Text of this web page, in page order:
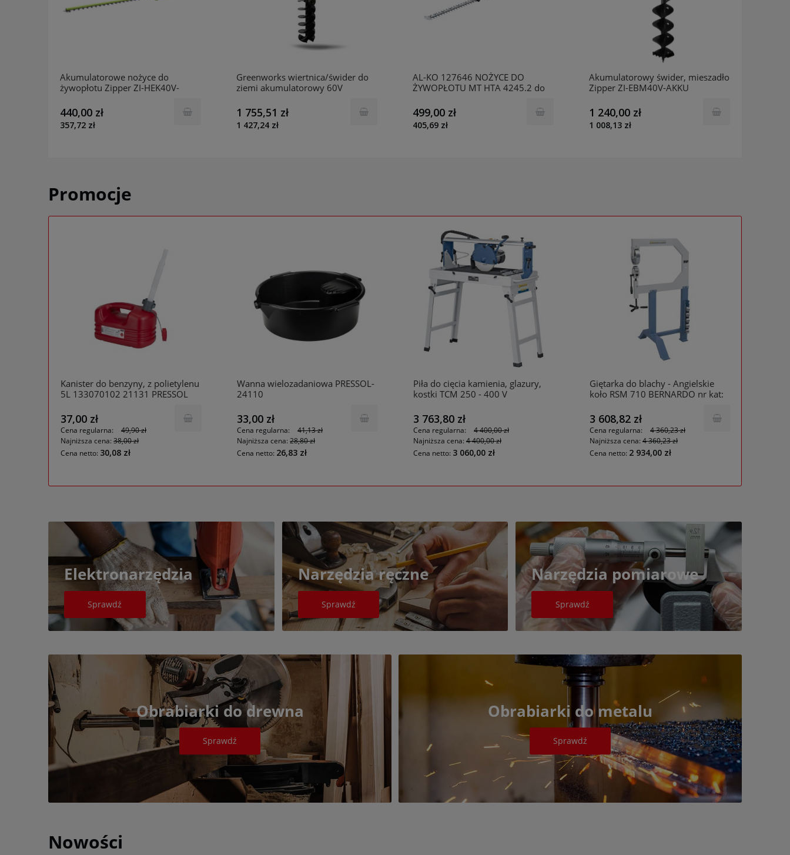
Akumulatorowe nożyce do
żywopłotu Zipper ZI-HEK40V-
440,00 zł
357,72 zł
Greenworks wiertnica/świder do
ziemi akumulatorowy 60V
1 755,51 zł
1 427,24 zł
AL-KO 127646 NOŻYCE DO
ŻYWOPŁOTU MT HTA 4245.2 do
499,00 zł
405,69 zł
Akumulatorowy świder, mieszadło
Zipper ZI-EBM40V-AKKU
1 240,00 zł
1 008,13 zł
Promocje
Kanister do benzyny, z polietylenu
5L 133070102 21131 PRESSOL
37,00 zł
Cena regularna:
49,90 zł
Najniższa cena: 38,00 zł
30,08 zł
Wanna wielozadaniowa PRESSOL-
24110
33,00 zł
Cena regularna:
41,13 zł
Najniższa cena: 28,80 zł
26,83 zł
Piła do cięcia kamienia, glazury,
kostki TCM 250 - 400 V
3 763,80 zł
Cena regularna:
4 400,00 zł
Najniższa cena: 4 400,00 zł
3 060,00 zł
Giętarka do blachy - Angielskie
koło RSM 710 BERNARDO nr kat:
3 608,82 zł
Cena regularna:
4 360,23 zł
Najniższa cena: 4 360,23 zł
2 934,00 zł
Elektronarzędzia
Sprawdź
Narzędzia ręczne
Sprawdź
Narzędzia pomiarowe
Sprawdź
Obrabiarki do drewna
Sprawdź
Obrabiarki do metalu
Sprawdź
Nowości